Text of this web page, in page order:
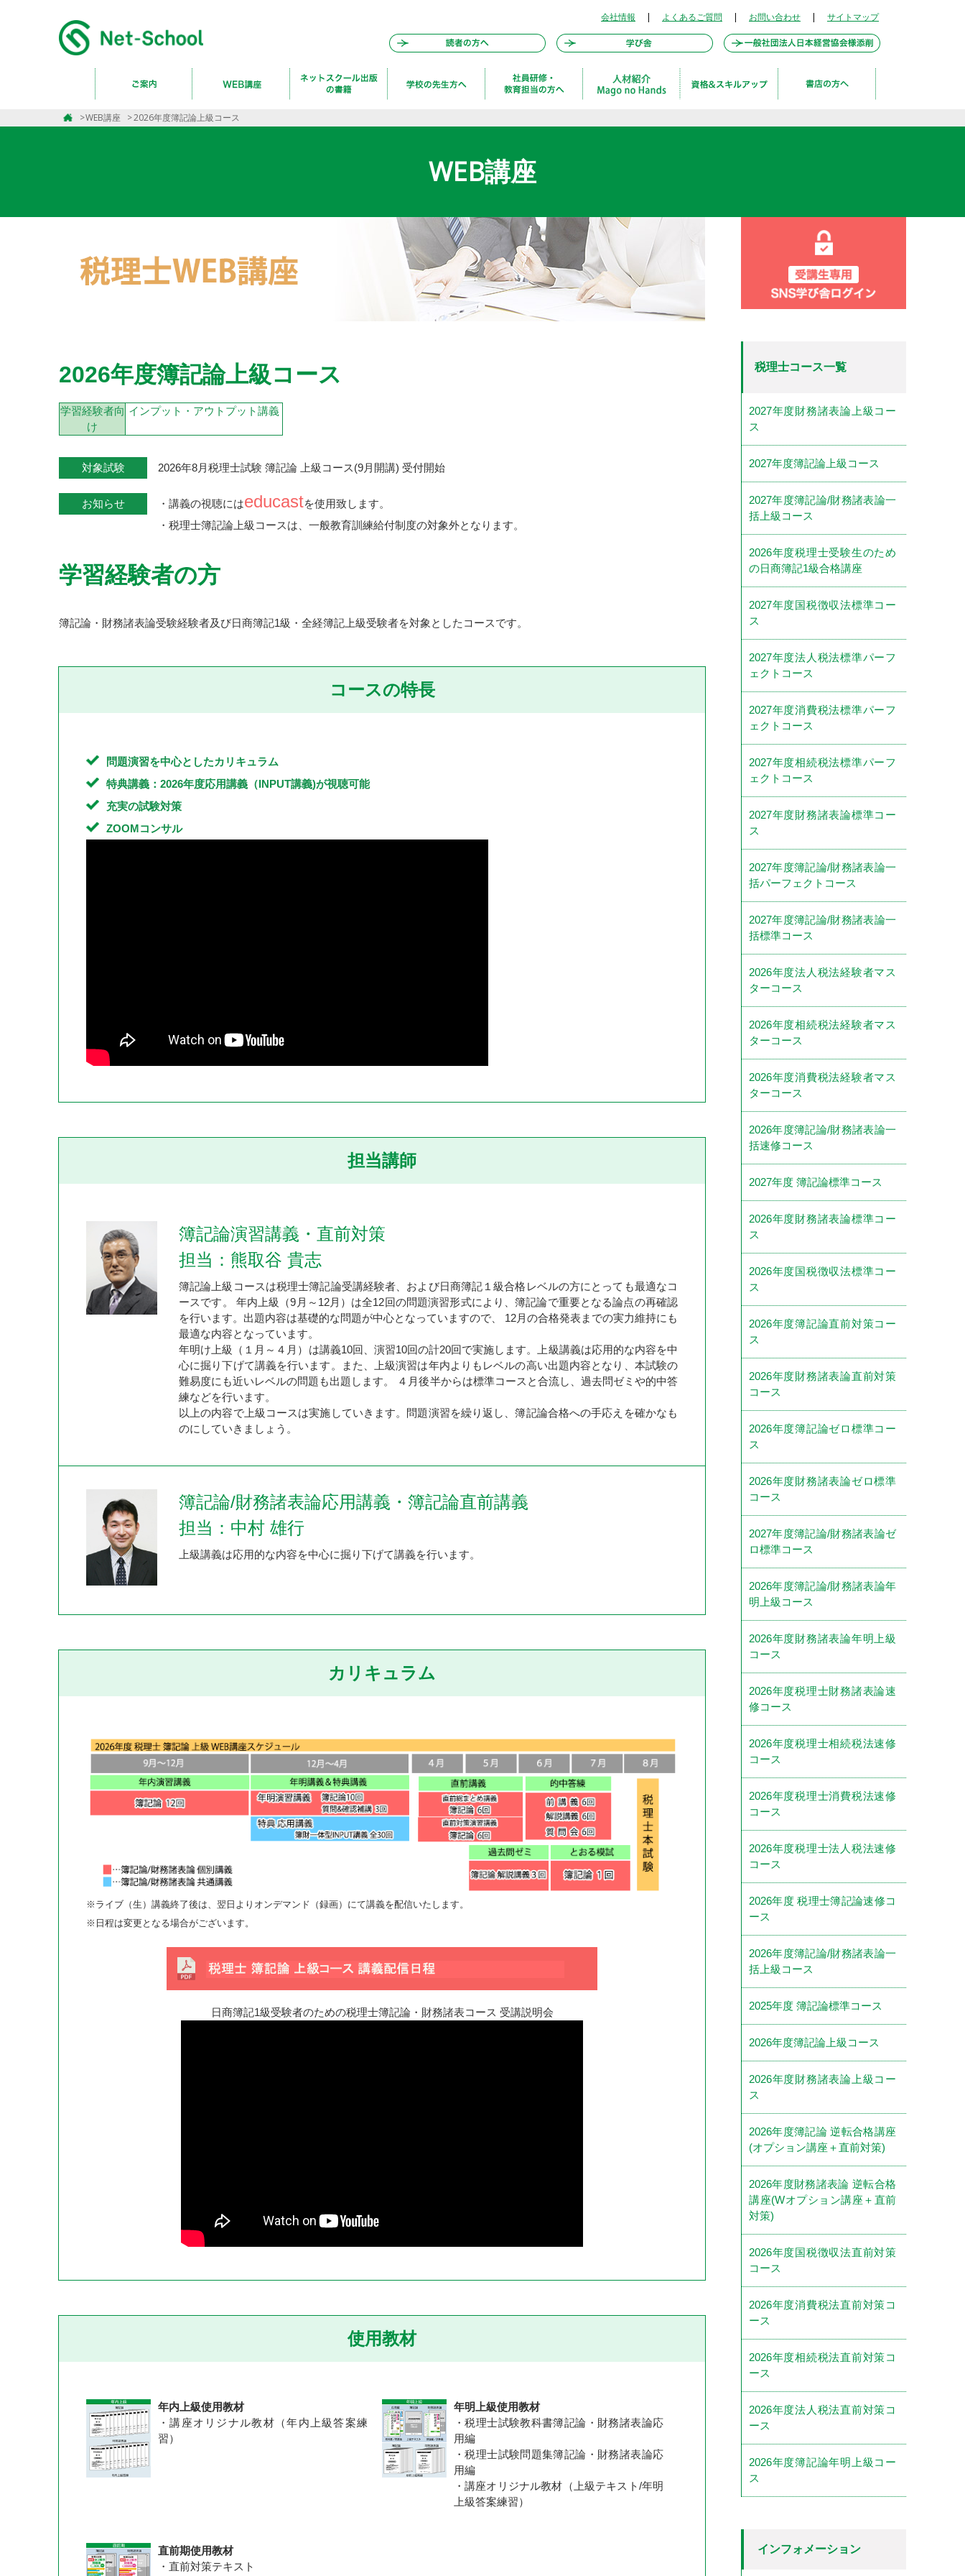
会社情報 | よくあるご質問 | お問い合わせ | サイトマップ
WEB講座 2026年度簿記論上級コース
WEB講座
2026年度簿記論上級コース
学習経験者向
け
インプット・アウトプット講義
対象試験 2026年8月税理士試験 簿記論 上級コース(9月開講) 受付開始
お知らせ ・講義の視聴にはeducastを使用致します。
・税理士簿記論上級コースは、一般教育訓練給付制度の対象外となります。
学習経験者の方
簿記論・財務諸表論受験経験者及び日商簿記1級・全経簿記上級受験者を対象としたコースです。
コースの特長
問題演習を中心としたカリキュラム
特典講義：2026年度応用講義（INPUT講義)が視聴可能
充実の試験対策
ZOOMコンサル
担当講師
簿記論演習講義・直前対策
担当：熊取谷 貴志
簿記論上級コースは税理士簿記論受講経験者、および日商簿記１級合格レベルの方にとっても最適なコ
ースです。 年内上級（9月～12月）は全12回の問題演習形式により、簿記論で重要となる論点の再確認
を行います。出題内容は基礎的な問題が中心となっていますので、 12月の合格発表までの実力維持にも
最適な内容となっています。
年明け上級（１月～４月）は講義10回、演習10回の計20回で実施します。上級講義は応用的な内容を中
心に掘り下げて講義を行います。また、上級演習は年内よりもレベルの高い出題内容となり、本試験の
難易度にも近いレベルの問題も出題します。 ４月後半からは標準コースと合流し、過去問ゼミや的中答
練などを行います。
以上の内容で上級コースは実施していきます。問題演習を繰り返し、簿記論合格への手応えを確かなも
のにしていきましょう。
簿記論/財務諸表論応用講義・簿記論直前講義
担当：中村 雄行
上級講義は応用的な内容を中心に掘り下げて講義を行います。
カリキュラム
※ライブ（生）講義終了後は、翌日よりオンデマンド（録画）にて講義を配信いたします。
※日程は変更となる場合がございます。
日商簿記1級受験者のための税理士簿記論・財務諸表コース 受講説明会
使用教材
年内上級使用教材
・講座オリジナル教材（年内上級答案練
習）
年明上級使用教材
・税理士試験教科書簿記論・財務諸表論応
用編
・税理士試験問題集簿記論・財務諸表論応
用編
・講座オリジナル教材（上級テキスト/年明
上級答案練習）
直前期使用教材
・直前対策テキスト
税理士コース一覧
2027年度財務諸表論上級コー
ス
2027年度簿記論上級コース
2027年度簿記論/財務諸表論一
括上級コース
2026年度税理士受験生のため
の日商簿記1級合格講座
2027年度国税徴収法標準コー
ス
2027年度法人税法標準パーフ
ェクトコース
2027年度消費税法標準パーフ
ェクトコース
2027年度相続税法標準パーフ
ェクトコース
2027年度財務諸表論標準コー
ス
2027年度簿記論/財務諸表論一
括パーフェクトコース
2027年度簿記論/財務諸表論一
括標準コース
2026年度法人税法経験者マス
ターコース
2026年度相続税法経験者マス
ターコース
2026年度消費税法経験者マス
ターコース
2026年度簿記論/財務諸表論一
括速修コース
2027年度 簿記論標準コース
2026年度財務諸表論標準コー
ス
2026年度国税徴収法標準コー
ス
2026年度簿記論直前対策コー
ス
2026年度財務諸表論直前対策
コース
2026年度簿記論ゼロ標準コー
ス
2026年度財務諸表論ゼロ標準
コース
2027年度簿記論/財務諸表論ゼ
ロ標準コース
2026年度簿記論/財務諸表論年
明上級コース
2026年度財務諸表論年明上級
コース
2026年度税理士財務諸表論速
修コース
2026年度税理士相続税法速修
コース
2026年度税理士消費税法速修
コース
2026年度税理士法人税法速修
コース
2026年度 税理士簿記論速修コ
ース
2026年度簿記論/財務諸表論一
括上級コース
2025年度 簿記論標準コース
2026年度簿記論上級コース
2026年度財務諸表論上級コー
ス
2026年度簿記論 逆転合格講座
(オプション講座＋直前対策)
2026年度財務諸表論 逆転合格
講座(Wオプション講座＋直前
対策)
2026年度国税徴収法直前対策
コース
2026年度消費税法直前対策コ
ース
2026年度相続税法直前対策コ
ース
2026年度法人税法直前対策コ
ース
2026年度簿記論年明上級コー
ス
インフォメーション